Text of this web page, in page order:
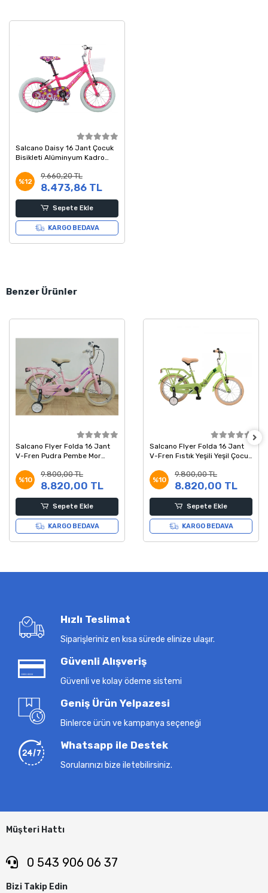
Salcano Daisy 16 Jant Çocuk
Bisikleti Alüminyum Kadro
%12
9.660,20 TL
8.473,86 TL
Sepete Ekle
KARGO BEDAVA
Benzer Ürünler
Salcano Flyer Folda 16 Jant
V-Fren Pudra Pembe Mor
%10
9.800,00 TL
8.820,00 TL
Sepete Ekle
KARGO BEDAVA
Salcano Flyer Folda 16 Jant
V-Fren Fıstık Yeşili Yeşil Çocuk
%10
9.800,00 TL
8.820,00 TL
Sepete Ekle
KARGO BEDAVA
Hızlı Teslimat
Siparişleriniz en kısa sürede elinize ulaşır.
Güvenli Alışveriş
Güvenli ve kolay ödeme sistemi
Geniş Ürün Yelpazesi
Binlerce ürün ve kampanya seçeneği
Whatsapp ile Destek
Sorularınızı bize iletebilirsiniz.
Müşteri Hattı
0 543 906 06 37
Bizi Takip Edin